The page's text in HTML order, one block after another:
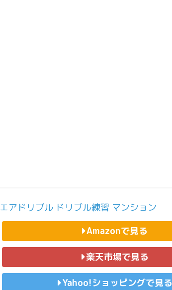
エアドリブル ドリブル練習 マンション
Amazonで見る
楽天市場で見る
Yahoo!ショッピングで見る